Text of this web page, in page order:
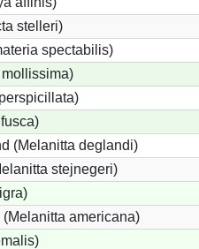
stelleri)
spectabilis)
(Melanitta deglandi)
stejnegeri)
americana)